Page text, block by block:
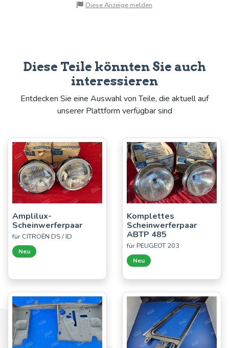
Diese Anzeige melden
Diese Teile könnten Sie auch
interessieren
Entdecken Sie eine Auswahl von Teile, die aktuell auf
unserer Plattform verfügbar sind
Amplilux-
Scheinwerferpaar
für CITROËN DS / ID
Neu
Komplettes
Scheinwerferpaar
ABTP 485
für PEUGEOT 203
Neu